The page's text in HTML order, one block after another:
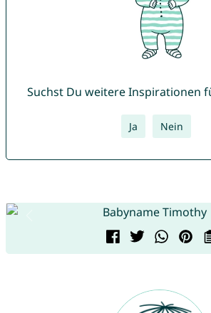
Suchst Du weitere Inspirationen
Ja Nein